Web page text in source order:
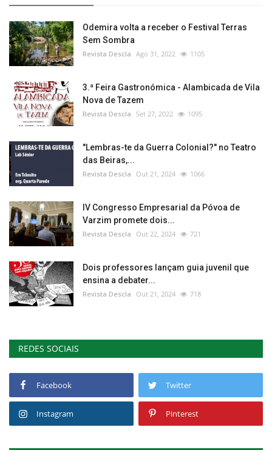
Odemira volta a receber o Festival Terras
Sem Sombra
Revista Descla Ago 31, 2022 1105
3.ª Feira Gastronómica - Alambicada de Vila
Nova de Tazem
Revista Descla Set 27, 2022 1095
"Lembras-te da Guerra Colonial?" no Teatro
das Beiras,...
Revista Descla Out 21, 2024 1066
IV Congresso Empresarial da Póvoa de
Varzim promete dois...
Revista Descla Out 22, 2024 721
Dois professores lançam guia juvenil que
ensina a debater...
Revista Descla Out 21, 2024 718
REDES SOCIAIS
Facebook Twitter
Instagram Pinterest